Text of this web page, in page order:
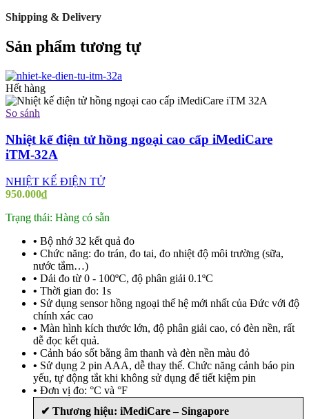
Shipping & Delivery
Sản phẩm tương tự
Hết hàng
So sánh
Nhiệt kế điện tử hồng ngoại cao cấp iMediCare
iTM-32A
NHIỆT KẾ ĐIỆN TỬ
950.000₫
Trạng thái: Hàng có sẵn
• Bộ nhớ 32 kết quả đo
• Chức năng: đo trán, đo tai, đo nhiệt độ môi trường (sữa,
nước tắm…)
• Dải đo từ 0 - 100ºC, độ phân giải 0.1ºC
• Thời gian đo: 1s
• Sử dụng sensor hồng ngoại thế hệ mới nhất của Đức với độ
chính xác cao
• Màn hình kích thước lớn, độ phân giải cao, có đèn nền, rất
dễ đọc kết quả.
• Cảnh báo sốt bằng âm thanh và đèn nền màu đỏ
• Sử dụng 2 pin AAA, dễ thay thế. Chức năng cảnh báo pin
yếu, tự động tắt khi không sử dụng để tiết kiệm pin
• Đơn vị đo: °C và °F
✔ Thương hiệu: iMediCare – Singapore